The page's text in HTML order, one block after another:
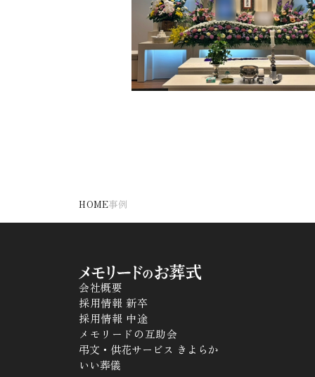
HOME事例
会社概要
採用情報 新卒
採用情報 中途
メモリードの互助会
弔文・供花サービス きよらか
いい葬儀